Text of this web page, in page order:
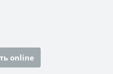
online